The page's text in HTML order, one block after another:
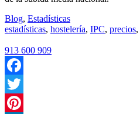
Blog, Estadísticas
estadísticas, hostelería, IPC, precios,
913 600 909
Facebook
Twitter